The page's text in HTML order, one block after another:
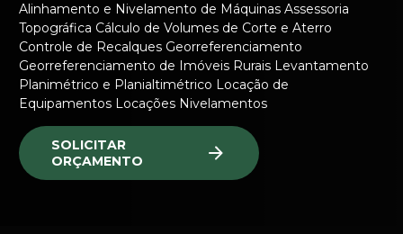
Alinhamento e Nivelamento de Máquinas Assessoria
Topográfica Cálculo de Volumes de Corte e Aterro
Controle de Recalques Georreferenciamento
Georreferenciamento de Imóveis Rurais Levantamento
Planimétrico e Planialtimétrico Locação de
Equipamentos Locações Nivelamentos
SOLICITAR
ORÇAMENTO